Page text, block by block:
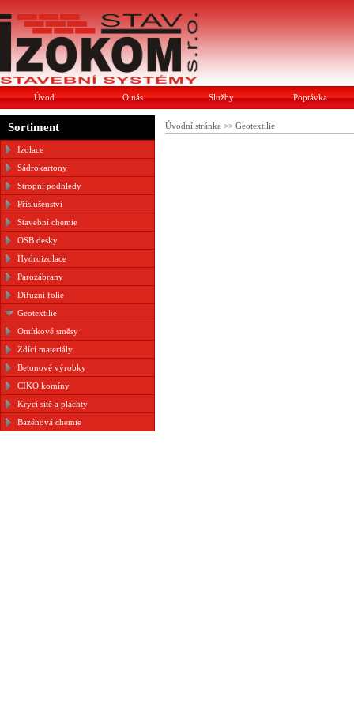
Úvod O nás Služby Poptávka
Sortiment
Izolace
Sádrokartony
Stropní podhledy
Příslušenství
Stavební chemie
OSB desky
Hydroizolace
Parozábrany
Difuzní folie
Geotextilie
Omítkové směsy
Zdící materiály
Betonové výrobky
CIKO komíny
Krycí sítě a plachty
Bazénová chemie
Úvodní stránka >> Geotextilie